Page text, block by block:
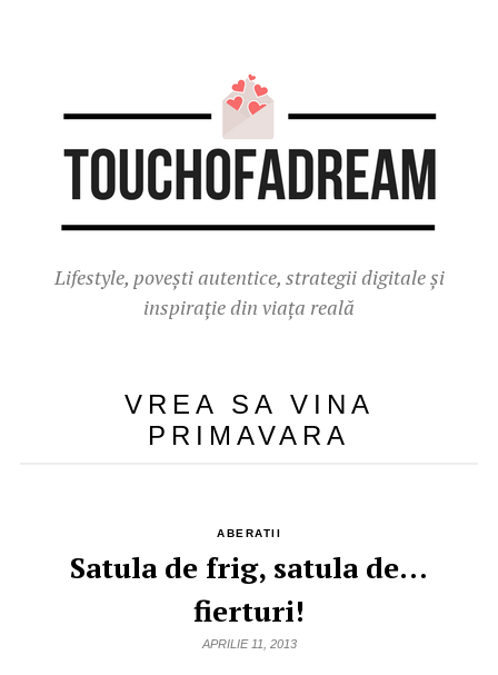
Lifestyle, povești autentice, strategii digitale și
inspirație din viața reală
VREA SA VINA
PRIMAVARA
ABERATII
Satula de frig, satula de…
fierturi!
APRILIE 11, 2013